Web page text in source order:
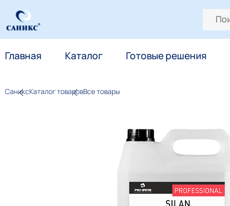
Главная Каталог Готовые решения
СаниксКаталог товаровВсе товары